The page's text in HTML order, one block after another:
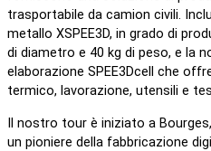
trasportabile da camion civili.
metallo XSPEE3D, in grado di
di diametro e 40 kg di peso, e la
elaborazione SPEE3Dcell che
termico, lavorazione, utensili e
Il nostro tour è iniziato a
un pioniere della fabbricazione